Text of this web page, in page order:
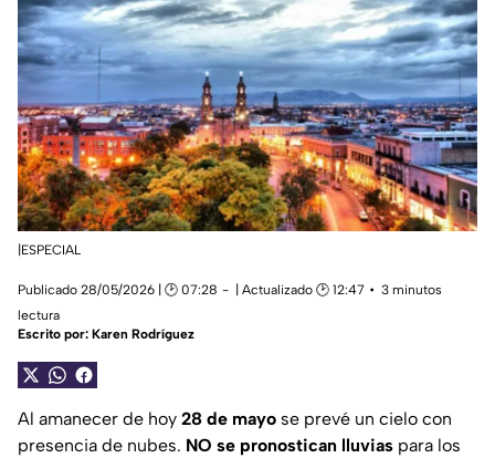
|ESPECIAL
Publicado 28/05/2026 | 🕑 07:28 | Actualizado 🕑 12:47
3 minutos
lectura
Escrito por: Karen Rodríguez
Al amanecer de hoy 28 de mayo se prevé un cielo con
presencia de nubes. NO se pronostican lluvias para los